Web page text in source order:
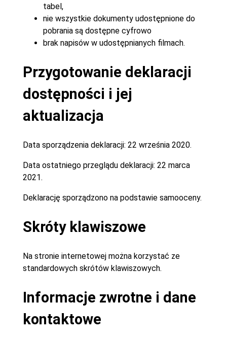
tabel,
nie wszystkie dokumenty udostępnione do
pobrania są dostępne cyfrowo
brak napisów w udostępnianych filmach.
Przygotowanie deklaracji
dostępności i jej
aktualizacja
Data sporządzenia deklaracji: 22 września 2020.
Data ostatniego przeglądu deklaracji: 22 marca
2021.
Deklarację sporządzono na podstawie samooceny.
Skróty klawiszowe
Na stronie internetowej można korzystać ze
standardowych skrótów klawiszowych.
Informacje zwrotne i dane
kontaktowe